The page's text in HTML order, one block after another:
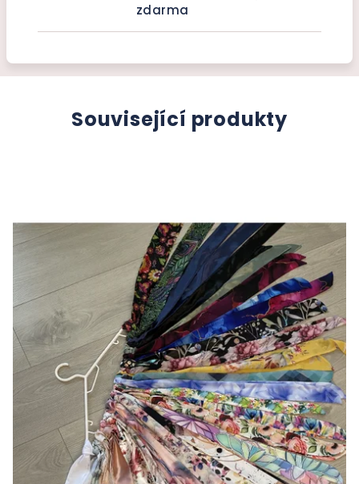
zdarma
Související produkty